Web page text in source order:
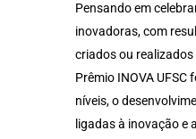
Pensando em
inovadoras, com
criados ou realizados
Prêmio INOVA
níveis, o
ligadas à inovação e